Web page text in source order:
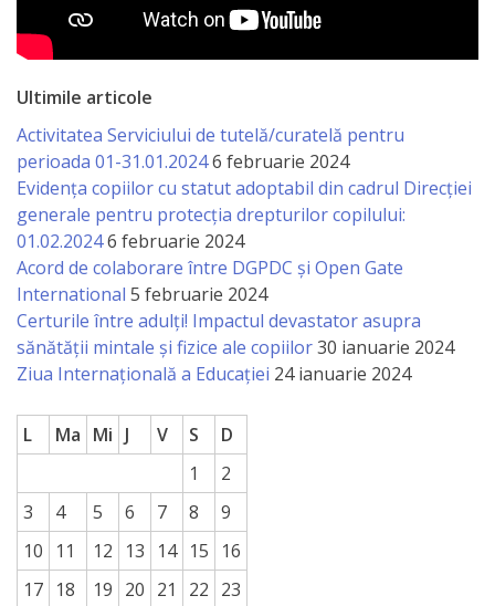
națională
interne
Media
Comunicate
de
presă
Informații
utile
Versiunea
veche
a
paginii
Ultimile articole
Activitatea Serviciului de tutelă/curatelă pentru
perioada 01-31.01.20246 februarie 2024
Evidența copiilor cu statut adoptabil din cadrul Direcției
generale pentru protecția drepturilor copilului:
01.02.20246 februarie 2024
Acord de colaborare între DGPDC și Open Gate
International 5 februarie 2024
Certurile între adulți! Impactul devastator asupra
sănătății mintale și fizice ale copiilor30 ianuarie 2024
Ziua Internațională a Educației 24 ianuarie 2024
L Ma Mi J V S
D
1
2
3
4 5 6 7 8
9
10
11 12 13 14 15
16
17 18 19 20 21 22 23